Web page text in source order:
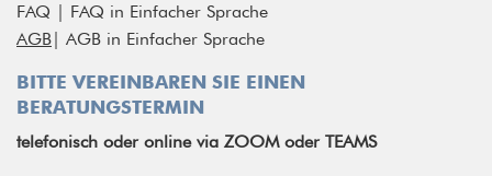
FAQ
FAQ in Einfacher Sprache
AGB
AGB in Einfacher Sprache
BITTE VEREINBAREN SIE EINEN
BERATUNGSTERMIN
telefonisch oder online via ZOOM oder TEAMS